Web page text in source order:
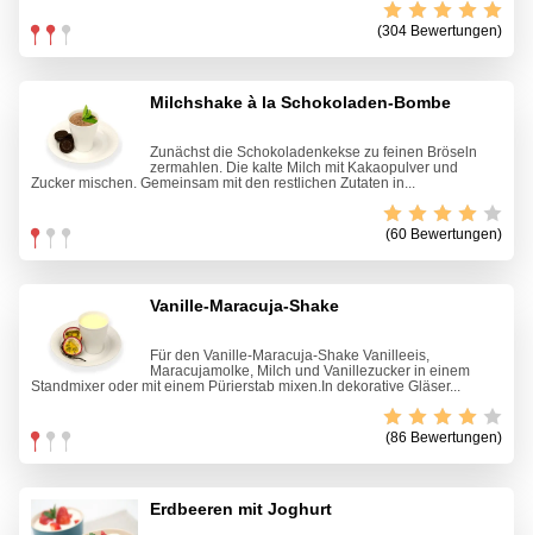
(304 Bewertungen)
Milchshake à la Schokoladen-Bombe
Zunächst die Schokoladenkekse zu feinen Bröseln
zermahlen. Die kalte Milch mit Kakaopulver und
Zucker mischen. Gemeinsam mit den restlichen Zutaten in...
(60 Bewertungen)
Vanille-Maracuja-Shake
Für den Vanille-Maracuja-Shake Vanilleeis,
Maracujamolke, Milch und Vanillezucker in einem
Standmixer oder mit einem Pürierstab mixen.In dekorative Gläser...
(86 Bewertungen)
Erdbeeren mit Joghurt